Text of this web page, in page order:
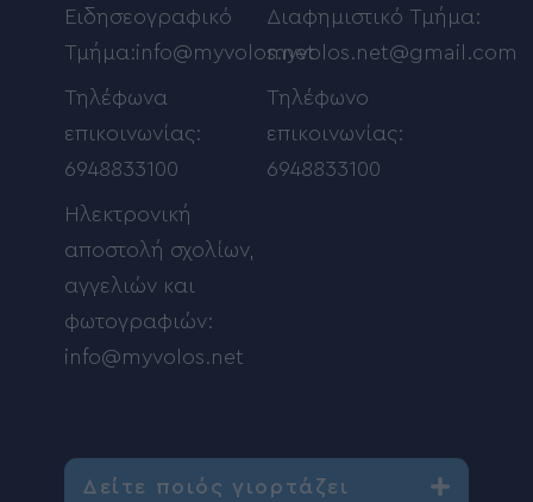
Ειδησεογραφικό
Τμήμα:info@myvolos.net
Τηλέφωνα
επικοινωνίας:
6948833100
Ηλεκτρονική
αποστολή σχολίων,
αγγελιών και
φωτογραφιών:
info@myvolos.net
Διαφημιστικό Τμήμα:
myvolos.net@gmail.com
Τηλέφωνο
επικοινωνίας:
6948833100
Δείτε ποιός γιορτάζει